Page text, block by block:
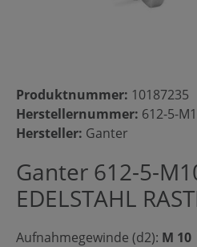
Produktnummer: 10187235
Herstellernummer: 612-5-
Hersteller: Ganter
Ganter 612-5-
EDELSTAHL
Aufnahmegewinde (d2): M 10